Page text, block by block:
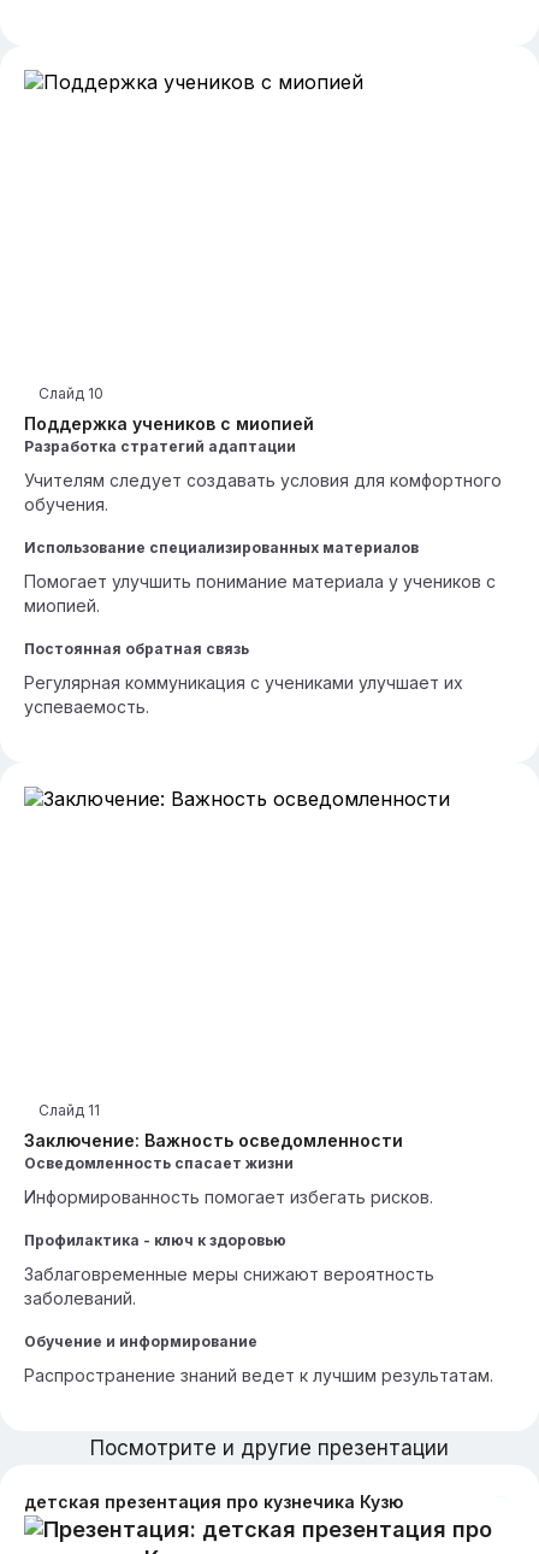
Поддержка учеников с миопией
Слайд 10
Разработка стратегий адаптации
Учителям следует создавать условия для комфортного
обучения.
Использование специализированных материалов
Помогает улучшить понимание материала у учеников с
миопией.
Постоянная обратная связь
Регулярная коммуникация с учениками улучшает их
успеваемость.
Заключение: Важность осведомленности
Слайд 11
Осведомленность спасает жизни
Информированность помогает избегать рисков.
Профилактика - ключ к здоровью
Заблаговременные меры снижают вероятность
заболеваний.
Обучение и информирование
Распространение знаний ведет к лучшим результатам.
Посмотрите и другие презентации
детская презентация про кузнечика Кузю